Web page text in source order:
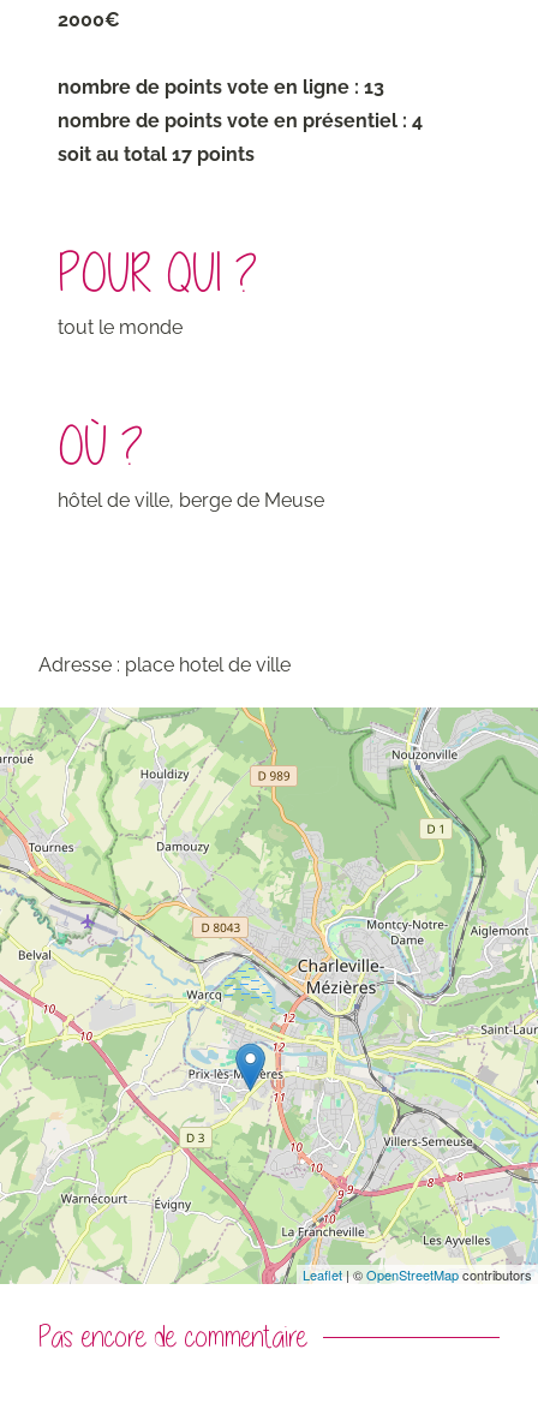
2000€
nombre de points vote en ligne : 13
nombre de points vote en présentiel : 4
soit au total 17 points
POUR QUI ?
tout le monde
OÙ ?
hôtel de ville, berge de Meuse
Carte
projet
Adresse : place hotel de ville
Leaflet| ©OpenStreetMapcontributors
Pas encore de commentaire